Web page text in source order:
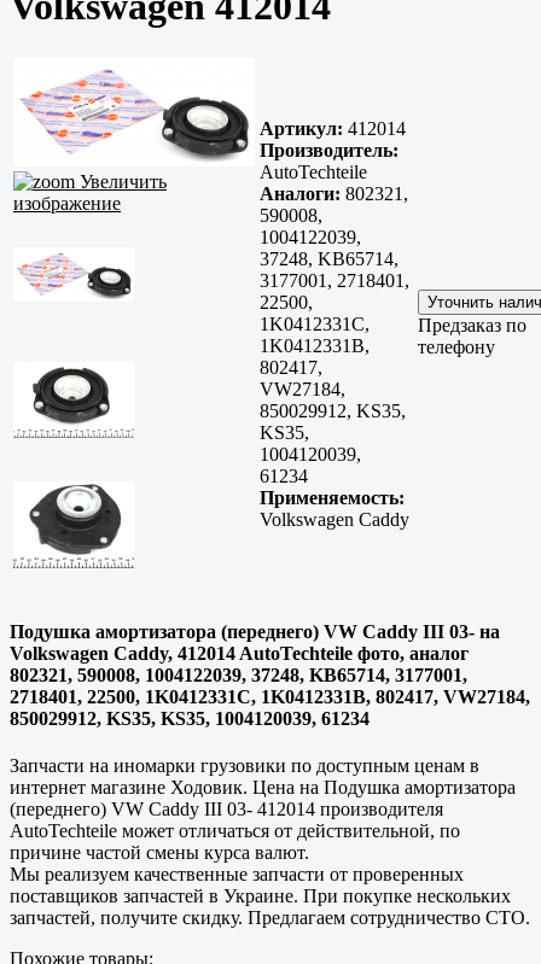
Увеличить
изображение
Артикул: 412014
Производитель:
AutoTechteile
Аналоги: 802321,
590008,
1004122039,
37248, KB65714,
3177001, 2718401,
22500,
1K0412331C,
1K0412331B,
802417,
VW27184,
850029912, KS35,
KS35,
1004120039,
61234
Применяемость:
Volkswagen Caddy
Предзаказ по
телефону
Подушка амортизатора (переднего) VW Caddy III 03- на
Volkswagen Caddy, 412014 AutoTechteile фото, аналог
802321, 590008, 1004122039, 37248, KB65714, 3177001,
2718401, 22500, 1K0412331C, 1K0412331B, 802417, VW27184,
850029912, KS35, KS35, 1004120039, 61234
Запчасти на иномарки грузовики по доступным ценам в
интернет магазине Ходовик. Цена на Подушка амортизатора
(переднего) VW Caddy III 03- 412014 производителя
AutoTechteile может отличаться от действительной, по
причине частой смены курса валют.
Мы реализуем качественные запчасти от проверенных
поставщиков запчастей в Украине. При покупке нескольких
запчастей, получите скидку. Предлагаем сотрудничество СТО.
Похожие товары: